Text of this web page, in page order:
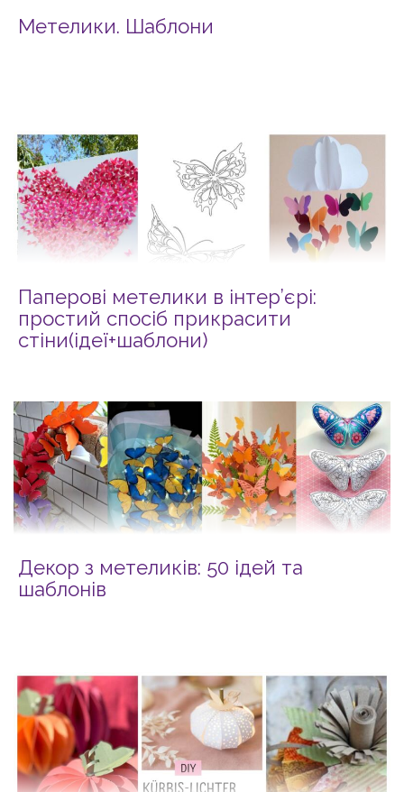
Метелики. Шаблони
Паперові метелики в інтер’єрі:
простий спосіб прикрасити
стіни(ідеї+шаблони)
Декор з метеликів: 50 ідей та
шаблонів